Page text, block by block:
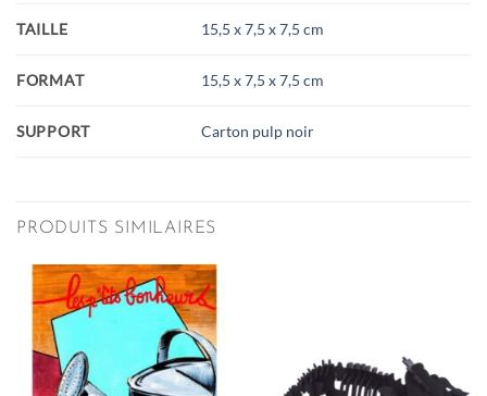
TAILLE 15,5 x 7,5 x 7,5 cm
FORMAT 15,5 x 7,5 x 7,5 cm
SUPPORT Carton pulp noir
PRODUITS SIMILAIRES